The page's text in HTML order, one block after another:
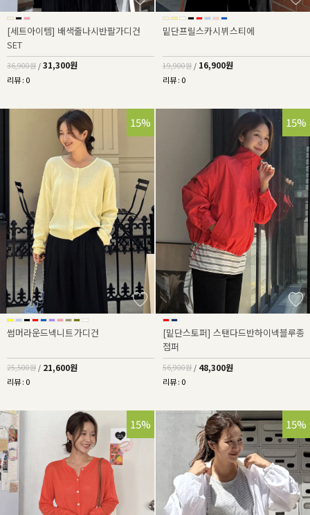
[세트아이템] 배색줄나시반팔가디건
SET
36,900원 / 31,300원
리뷰 : 0
밑단프릴스카시뷔스티에
19,900원 / 16,900원
리뷰 : 0
15%
썸머라운드넥니트가디건
25,500원 / 21,600원
리뷰 : 0
15%
[밑단스토퍼] 스탠다드반하이넥블루종
점퍼
56,900원 / 48,300원
리뷰 : 0
15% 15%